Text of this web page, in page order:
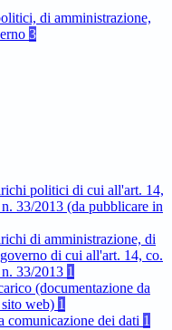
di amministrazione,
3
politici di cui all'art. 14,
33/2013 (da pubblicare in
di amministrazione, di
di cui all'art. 14, co.
33/2013 1
(documentazione da
web) 1
comunicazione dei dati 1